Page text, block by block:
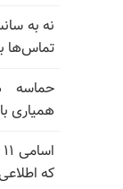
نه به
تماس‌ها
حماسه
همیاری
که